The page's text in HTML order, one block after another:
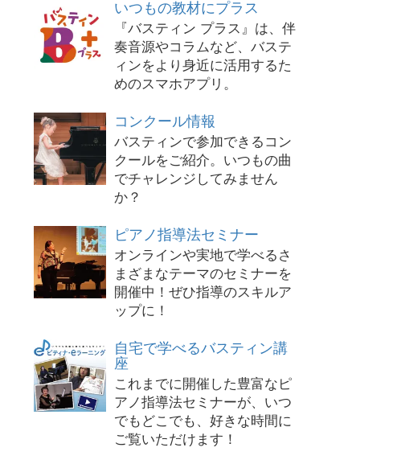
いつもの教材にプラス
『バスティン プラス』は、伴
奏音源やコラムなど、バステ
ィンをより身近に活用するた
めのスマホアプリ。
コンクール情報
バスティンで参加できるコン
クールをご紹介。いつもの曲
でチャレンジしてみません
か？
ピアノ指導法セミナー
オンラインや実地で学べるさ
まざまなテーマのセミナーを
開催中！ぜひ指導のスキルア
ップに！
自宅で学べるバスティン講
座
これまでに開催した豊富なピ
アノ指導法セミナーが、いつ
でもどこでも、好きな時間に
ご覧いただけます！